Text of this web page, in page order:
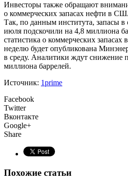
Инвесторы также обращают
о коммерческих запасах нефти в
Так, по данным института, запасы в
июля подскочили на 4,8 миллиона
статистика о коммерческих
неделю будет опубликована
в среду. Аналитики ждут снижение
миллиона баррелей.
Источник: 1prime
Facebook
Twitter
Вконтакте
Google+
Share
Похожие статьи